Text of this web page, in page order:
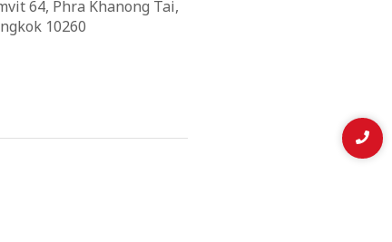
64, Phra Khanong Tai,
10260